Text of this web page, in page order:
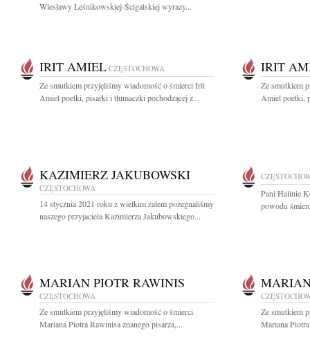
Wiesławy Leśnikowskiej-Ścigalskiej wyrazy...
IRIT AMIEL CZĘSTOCHOWA
Ze smutkiem przyjęliśmy wiadomość o śmierci Irit
Amiel poetki, pisarki i tłumaczki pochodzącej z...
IRIT
Ze smutkiem
Amiel poetki,
KAZIMIERZ JAKUBOWSKI
CZĘSTOCHOWA
14 stycznia 2021 roku z wielkim żalem pożegnaliśmy
naszego przyjaciela Kazimierza Jakubowskiego...
Pani Halinie
powodu
MARIAN PIOTR RAWINIS
CZĘSTOCHOWA
Ze smutkiem przyjęliśmy wiadomość o śmierci
Mariana Piotra Rawinisa znanego pisarza,...
Ze smutkiem
Mariana